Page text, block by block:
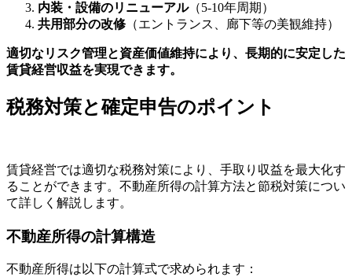
内装・設備のリニューアル（5-10年周期）
共用部分の改修 （エントランス、廊下等の美観維持）
適切なリスク管理と資産価値維持により、長期的に安定した
賃貸経営収益を実現できます。
税務対策と確定申告のポイント
賃貸経営では適切な税務対策により、手取り収益を最大化す
ることができます。不動産所得の計算方法と節税対策につい
て詳しく解説します。
不動産所得の計算構造
不動産所得は以下の計算式で求められます：